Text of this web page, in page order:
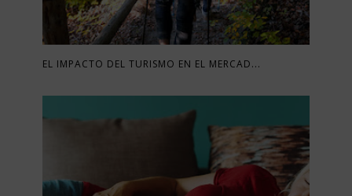
EL IMPACTO DEL TURISMO EN EL MERCAD...